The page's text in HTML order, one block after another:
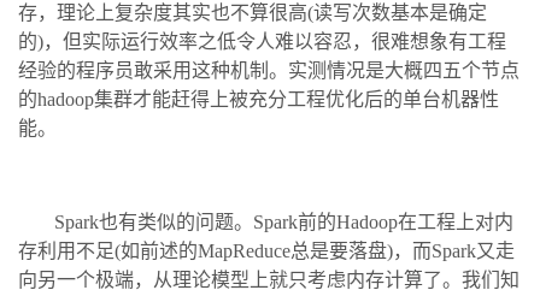
存，理论上复杂度其实也不算很高(读写次数基本是确定
的)，但实际运行效率之低令人难以容忍，很难想象有工程
经验的程序员敢采用这种机制。实测情况是大概四五个节点
的hadoop集群才能赶得上被充分工程优化后的单台机器性
能。
Spark也有类似的问题。Spark前的Hadoop在工程上对内
存利用不足(如前述的MapReduce总是要落盘)，而Spark又走
向另一个极端，从理论模型上就只考虑内存计算了。我们知